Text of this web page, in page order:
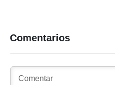
Comentarios